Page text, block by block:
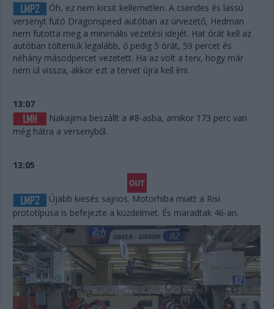
Óh, ez nem kicsit kellemetlen. A csendes és lassú
versenyt futó Dragonspeed autóban az úrvezető, Hedman
nem futotta meg a minimális vezetési idejét. Hat órát kell az
autóban tölteniük legalább, ő pedig 5 órát, 59 percet és
néhány másodpercet vezetett. Ha az volt a terv, hogy már
nem ül vissza, akkor ezt a tervet újra kell írni.
13:07
Nakajima beszállt a #8-asba, amikor 173 perc van
még hátra a versenyből.
13:05
Újabb kiesés sajnos. Motorhiba miatt a Risi
prototípusa is befejezte a küzdelmet. És maradtak 46-an.